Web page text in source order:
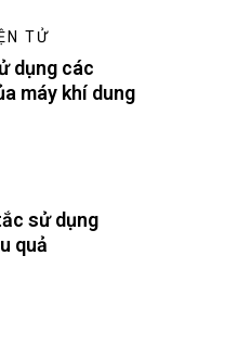
TỬ
dụng các
máy khí dung
sử dụng
quả